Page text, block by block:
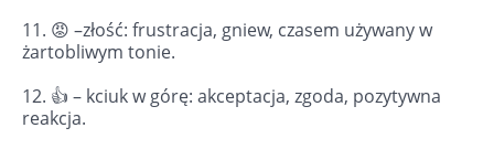
11. 😡 –złość: frustracja, gniew, czasem używany w
żartobliwym tonie.
12. 👍 – kciuk w górę: akceptacja, zgoda, pozytywna
reakcja.